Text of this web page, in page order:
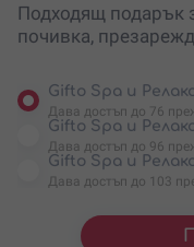
Подходящ подарък
почивка,
Gifto Spa и
Дава достъп до 76
Gifto Spa и
Дава достъп до 96
Gifto Spa и
Дава достъп до 103